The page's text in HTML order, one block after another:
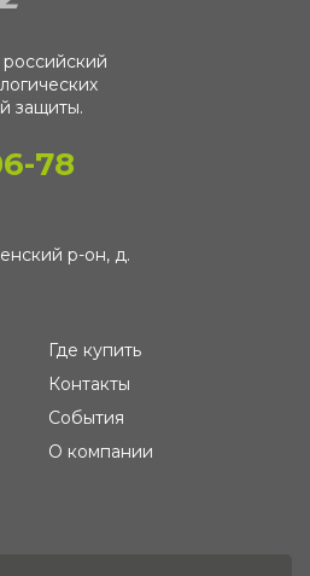
защиты.
78
р-он, д.
Где купить
Контакты
События
О компании